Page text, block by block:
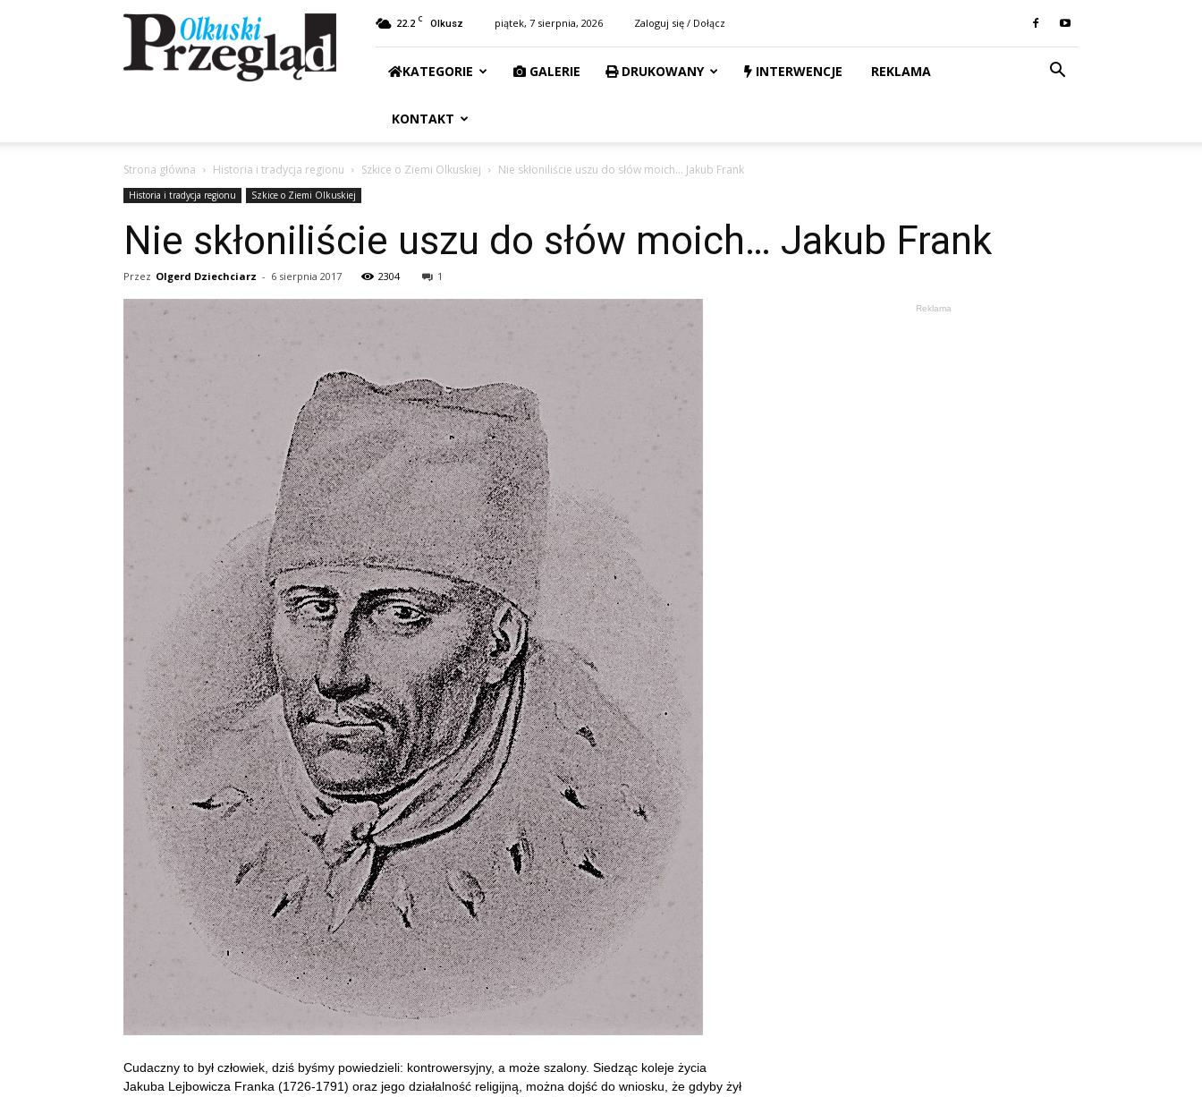
Przegląd
Olkuski
22.2 C Olkusz piątek, 7 sierpnia, 2026 Zaloguj się / Dołącz
KATEGORIE GALERIE DRUKOWANY INTERWENCJE REKLAMA
KONTAKT
Strona główna Historia i tradycja regionu Szkice o Ziemi Olkuskiej Nie skłoniliście uszu do słów moich… Jakub Frank
Historia i tradycja regionu Szkice o Ziemi Olkuskiej
Nie skłoniliście uszu do słów moich… Jakub Frank
Przez Olgerd Dziechciarz - 6 sierpnia 2017 2304 1
Cudaczny to był człowiek, dziś byśmy powiedzieli: kontrowersyjny, a może szalony. Siedząc koleje życia
Jakuba Lejbowicza Franka (1726-1791) oraz jego działalność religijną, można dojść do wniosku, że gdyby żył
Reklama